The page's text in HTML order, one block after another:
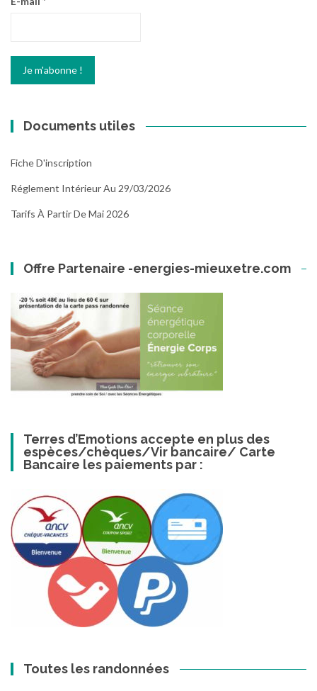
Documents utiles
Fiche D'inscription
Réglement Intérieur Au 29/03/2026
Tarifs À Partir De Mai 2026
Offre Partenaire -energies-mieuxetre.com
Terres d’Emotions accepte en plus des
espèces/chèques/Vir bancaire/ Carte
Bancaire les paiements par :
Toutes les randonnées